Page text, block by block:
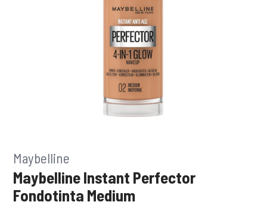
Maybelline
Maybelline Instant Perfector
Fondotinta Medium